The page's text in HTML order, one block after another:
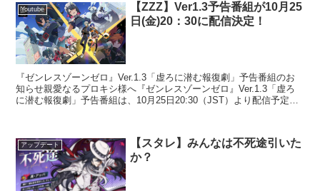
Youtube
【ZZZ】Ver1.3予告番組が10月25
日(金)20：30に配信決定！
『ゼンレスゾーンゼロ』Ver.1.3「虚ろに潜む報復劇」予告番組のお
知らせ親愛なるプロキシ様へ『ゼンレスゾーンゼロ』Ver.1.3「虚ろ
に潜む報復劇」予告番組は、10月25日20:30（JST）より配信予定で
アップデート
【スタレ】みんなは不死途引いた
か？